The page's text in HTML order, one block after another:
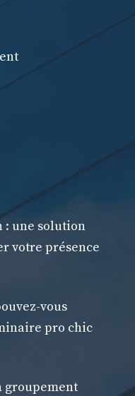
: une solution
votre présence
vous
pro chic
groupement